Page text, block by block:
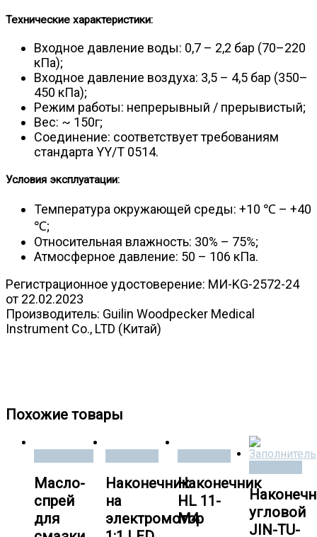
Технические характеристики:
Входное давление воды: 0,7 – 2,2 бар (70–220
кПа);
Входное давление воздуха: 3,5 – 4,5 бар (350–
450 кПа);
Режим работы: непрерывный / прерывистый;
Вес: ~ 150г;
Соединение: соответствует требованиям
стандарта YY/T 0514.
Условия эксплуатации:
Температура окружающей среды: +10 ℃ – +40
℃;
Относительная влажность: 30% – 75%;
Атмосферное давление: 50 – 106 кПа.
Регистрационное удостоверение: МИ-KG-2572-24
от 22.02.2023
Производитель: Guilin Woodpecker Medical
Instrument Co., LTD (Китай)
Похожие товары
Масло-
спрей
для
Наконечник
на
электромотор
Наконечник
HL 11-
M4
угловой
JIN-TU-